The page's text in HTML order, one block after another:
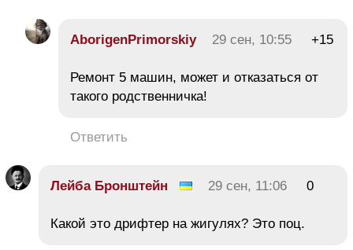
AborigenPrimorskiy 29 сен, 10:55 +15
Ремонт 5 машин, может и отказаться от
такого родственничка!
Ответить
Лейба Бронштейн 29 сен, 11:06 0
Какой это дрифтер на жигулях? Это поц.